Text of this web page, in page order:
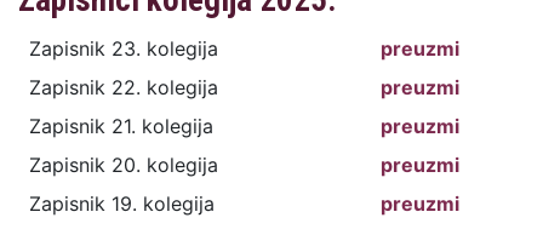
Zapisnik 23. kolegija
preuzmi
Zapisnik 22. kolegija
preuzmi
Zapisnik 21. kolegija
preuzmi
Zapisnik 20. kolegija
preuzmi
Zapisnik 19. kolegija
preuzmi